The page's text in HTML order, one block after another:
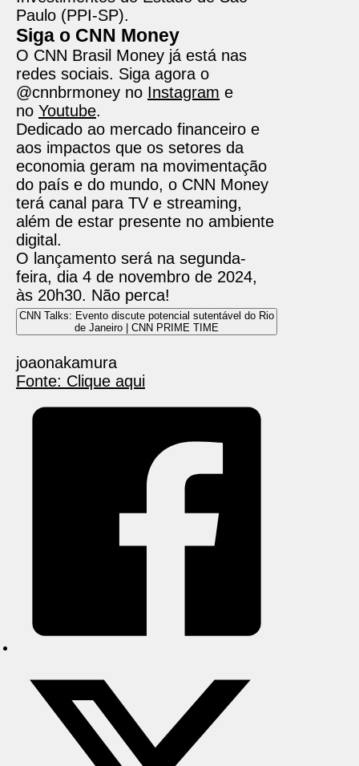
Paulo (PPI-SP).
Siga o CNN Money
O CNN Brasil Money já está nas
redes sociais. Siga agora o
@cnnbrmoney no Instagram e
no Youtube.
Dedicado ao mercado financeiro e
aos impactos que os setores da
economia geram na movimentação
do país e do mundo, o CNN Money
terá canal para TV e streaming,
além de estar presente no ambiente
digital.
O lançamento será na segunda-
feira, dia 4 de novembro de 2024,
às 20h30. Não perca!
CNN Talks: Evento discute potencial sutentável do Rio
de Janeiro | CNN PRIME TIME
joaonakamura
Fonte: Clique aqui